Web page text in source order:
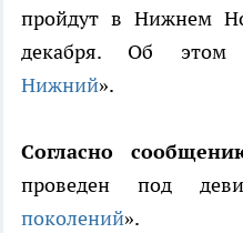
пройдут в Нижнем
декабря. Об этом
Нижний».
Согласно
проведен под
поколений».